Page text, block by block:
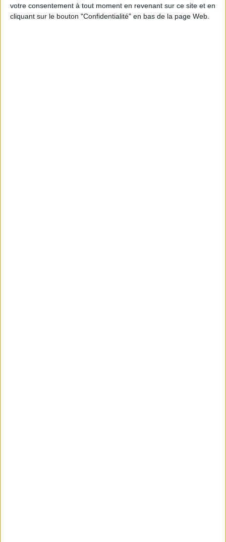
votre consentement à tout moment en revenant sur ce site et en
cliquant sur le bouton "Confidentialité" en bas de la page Web.